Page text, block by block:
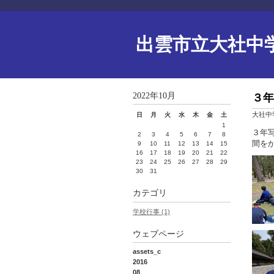
出雲市立大社中
３
大社中
３年
間を
2022年10月
日 月 火 水 木 金
土
1
2
3 4 5 6 7
8
9
10 11 12 13 14
15
16
17 18 19 20 21
22
23
24 25 26 27 28
29
30
31
カテゴリ
学校行事 (1)
ウェブページ
assets_c
2016
08